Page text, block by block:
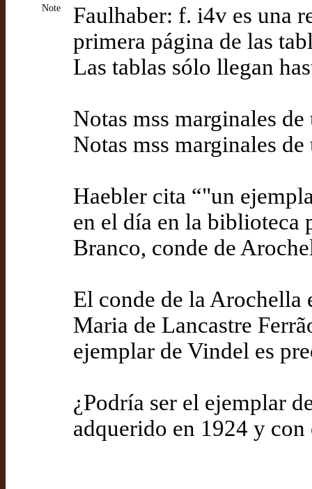
Note
Faulhaber: f. i4v es una
primera página de las
Las tablas sólo llegan
Notas mss marginales
Notas mss marginales
Haebler cita “"un
en el día en la biblioteca
Branco, conde de
El conde de la Arochella
Maria de Lancastre
ejemplar de Vindel es
¿Podría ser el ejemplar
adquerido en 1924 y